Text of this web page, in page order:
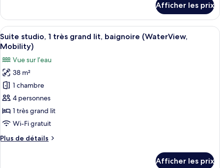
Suite
studio
Prestige,
1
très
grand
lit
Suite
studio
Prestige,
1
grand
lit
Afficher les prix
Afficher
toutes
photos
pour
ce
type
de
chambre :
studio,
Une chambre d’hôtel avec un lit, un
8
Suite studio, 1 très grand lit, baignoire (WaterView,
Mobility)
Vue sur l’eau
38 m²
1 chambre
4 personnes
1 très grand lit
Wi-Fi gratuit
Plus de détails
Plus
Afficher les prix